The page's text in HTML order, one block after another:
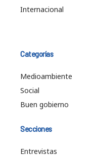
Internacional
Categorías
Medioambiente
Social
Buen gobierno
Secciones
Entrevistas